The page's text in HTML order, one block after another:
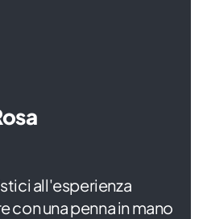
all'esperienza
con una penna in mano